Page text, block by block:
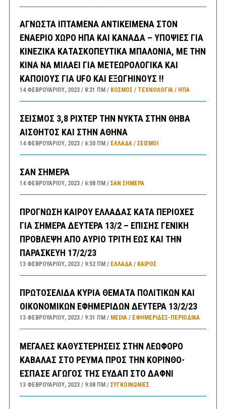
ΑΓΝΩΣΤΑ ΙΠΤΑΜΕΝΑ ΑΝΤΙΚΕΙΜΕΝΑ ΣΤΟΝ
ΕΝΑΕΡΙΟ ΧΩΡΟ ΗΠΑ ΚΑΙ ΚΑΝΑΔΑ – ΥΠΟΨΙΕΣ ΓΙΑ
ΚΙΝΕΖΙΚΑ ΚΑΤΑΣΚΟΠΕΥΤΙΚΑ ΜΠΑΛΟΝΙΑ, ΜΕ ΤΗΝ
ΚΙΝΑ ΝΑ ΜΙΛΑΕΙ ΓΙΑ ΜΕΤΕΩΡΟΛΟΓΙΚΑ ΚΑΙ
ΚΑΠΟΙΟΥΣ ΓΙΑ UFO ΚΑΙ ΕΞΩΓΗΙΝΟΥΣ !!
14 ΦΕΒΡΟΥΑΡΊΟΥ, 2023 8:21 ΠΜ ΚΟΣΜΟΣ / ΤΕΧΝΟΛΟΓΙΑ/ ΗΠΑ
ΣΕΙΣΜΟΣ 3,8 ΡΙΧΤΕΡ ΤΗΝ ΝΥΚΤΑ ΣΤΗΝ ΘΗΒΑ
ΑΙΣΘΗΤΟΣ ΚΑΙ ΣΤΗΝ ΑΘΗΝΑ
14 ΦΕΒΡΟΥΑΡΊΟΥ, 2023 6:30 ΠΜ ΕΛΛΑΔA/ ΣΕΙΣΜΟΙ
ΣΑΝ ΣΗΜΕΡΑ
14 ΦΕΒΡΟΥΑΡΊΟΥ, 2023 6:08 ΠΜ ΣΑΝ ΣΉΜΕΡΑ
ΠΡΟΓΝΩΣΗ ΚΑΙΡΟΥ ΕΛΛΑΔΑΣ ΚΑΤΑ ΠΕΡΙΟΧΕΣ
ΓΙΑ ΣΗΜΕΡΑ ΔΕΥΤΕΡΑ 13/2 – ΕΠΙΣΗΣ ΓΕΝΙΚΗ
ΠΡΟΒΛΕΨΗ ΑΠΟ ΑΥΡΙΟ ΤΡΙΤΗ ΕΩΣ ΚΑΙ ΤΗΝ
ΠΑΡΑΣΚΕΥΗ 17/2/23
13 ΦΕΒΡΟΥΑΡΊΟΥ, 2023 9:52 ΠΜ ΕΛΛΑΔA/ ΚΑΙΡΌΣ
ΠΡΩΤΟΣΕΛΙΔΑ ΚΥΡΙΑ ΘΕΜΑΤΑ ΠΟΛΙΤΙΚΩΝ ΚΑΙ
ΟΙΚΟΝΟΜΙΚΩΝ ΕΦΗΜΕΡΙΔΩΝ ΔΕΥΤΕΡΑ 13/2/23
13 ΦΕΒΡΟΥΑΡΊΟΥ, 2023 9:31 ΠΜ MEDIA/ ΕΦΗΜΕΡΊΔΕΣ-ΠΕΡΙΟΔΙΚΆ
ΜΕΓΑΛΕΣ ΚΑΘΥΣΤΕΡΗΣΕΙΣ ΣΤΗΝ ΛΕΩΦΟΡΟ
ΚΑΒΑΛΑΣ ΣΤΟ ΡΕΥΜΑ ΠΡΟΣ ΤΗΝ ΚΟΡΙΝΘΟ-
ΕΣΠΑΣΕ ΑΓΩΓΟΣ ΤΗΣ ΕΥΔΑΠ ΣΤΟ ΔΑΦΝΙ
13 ΦΕΒΡΟΥΑΡΊΟΥ, 2023 9:08 ΠΜ ΣΥΓΚΟΙΝΩΝΊΕΣ